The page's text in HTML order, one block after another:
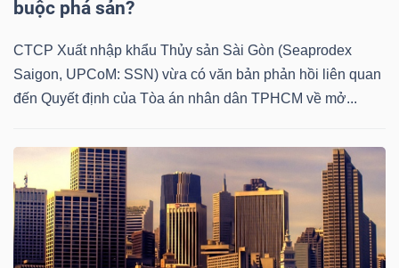
buộc phá sản?
CTCP Xuất nhập khẩu Thủy sản Sài Gòn (Seaprodex
Saigon, UPCoM: SSN) vừa có văn bản phản hồi liên quan
đến Quyết định của Tòa án nhân dân TPHCM về mở...
YẾU
THIẾT
YẾU